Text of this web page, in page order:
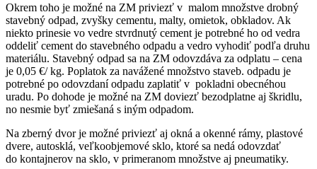
Okrem toho je možné na ZM priviezť v malom množstve drobný
stavebný odpad, zvyšky cementu, malty, omietok, obkladov. Ak
niekto prinesie vo vedre stvrdnutý cement je potrebné ho od vedra
oddeliť cement do stavebného odpadu a vedro vyhodiť podľa druhu
materiálu. Stavebný odpad sa na ZM odovzdáva za odplatu – cena
je 0,05 €/ kg. Poplatok za navážené množstvo staveb. odpadu je
potrebné po odovzdaní odpadu zaplatiť v pokladni obecnéhou
uradu. Po dohode je možné na ZM doviezť bezodplatne aj škridlu,
no nesmie byť zmiešaná s iným odpadom.
Na zberný dvor je možné priviezť aj okná a okenné rámy, plastové
dvere, autosklá, veľkoobjemové sklo, ktoré sa nedá odovzdať
do kontajnerov na sklo, v primeranom množstve aj pneumatiky.